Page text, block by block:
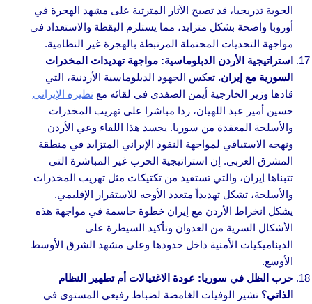
الجوية تدريجيا، قد تصبح الآثار المترتبة على مشهد الهجرة في
أوروبا واضحة بشكل متزايد، مما يستلزم اليقظة والاستعداد في
مواجهة التحديات المحتملة المرتبطة بالهجرة غير النظامية.
استراتيجية الأردن الدبلوماسية: مواجهة تهديدات المخدرات
السورية مع إيران. تعكس الجهود الدبلوماسية الأردنية، التي
قادها وزير الخارجية أيمن الصفدي في لقائه مع نظيره الإيراني
حسين أمير عبد اللهيان، ردا مباشرا على تهريب المخدرات
والأسلحة المعقدة من سوريا. يجسد هذا اللقاء وعي الأردن
ونهجه الاستباقي لمواجهة النفوذ الإيراني المتزايد في منطقة
المشرق العربي. إن استراتيجية الحرب غير المباشرة التي
تتبناها إيران، والتي تستفيد من تكتيكات مثل تهريب المخدرات
والأسلحة، تشكل تهديداً متعدد الأوجه للاستقرار الإقليمي.
يشكل انخراط الأردن مع إيران خطوة حاسمة في مواجهة هذه
الأشكال السرية من العدوان وتأكيد السيطرة على
الديناميكيات الأمنية داخل حدودها وعلى مشهد الشرق الأوسط
الأوسع.
حرب الظل في سوريا: عودة الاغتيالات أم تطهير النظام
الذاتي؟ تشير الوفيات الغامضة لضباط رفيعي المستوى في